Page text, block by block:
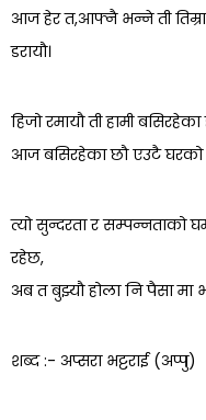
आज हेर त,आफ्नै भन्ने ती
डरायौ।
हिजो रमायौ ती हामी
आज बसिरहेका छौ एउटै घरको
त्यो सुन्दरता र सम्पन्नताको
रहेछ,
अब त बुझ्यौ होला नि पैसा मा
शब्द :- अप्सरा भट्टराई (अप्पु)